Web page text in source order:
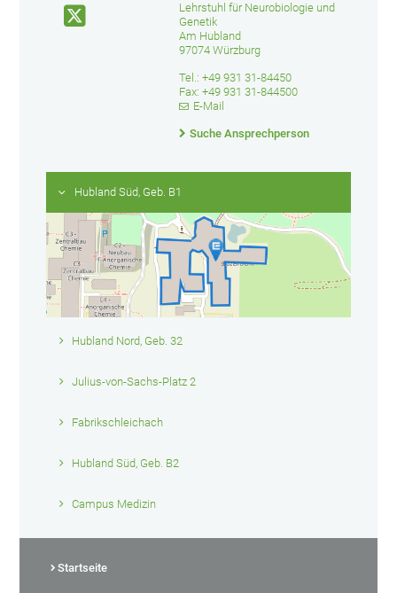
Lehrstuhl für Neurobiologie und
Genetik
Am Hubland
97074 Würzburg
Tel.: +49 931 31-84450
Fax: +49 931 31-844500
E-Mail
Suche Ansprechperson
Hubland Süd, Geb. B1
Hubland Nord, Geb. 32
Julius-von-Sachs-Platz 2
Fabrikschleichach
Hubland Süd, Geb. B2
Campus Medizin
Startseite